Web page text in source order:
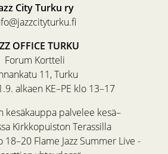
City Turku ry
OFFICE TURKU
Forum Kortteli
11, Turku
alkaen KE–PE klo 13–17
kesäkauppa palvelee kesä–
Kirkkopuiston Terassilla
Flame Jazz Summer Live -